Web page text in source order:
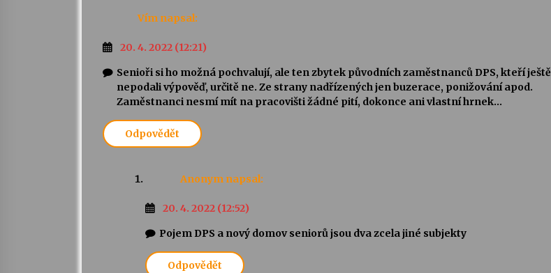
Vím napsal:
20. 4. 2022 (12:21)
Senioři si ho možná pochvalují, ale ten zbytek původních zaměstnanců DPS, kteří ještě
nepodali výpověď, určitě ne. Ze strany nadřízených jen buzerace, ponižování apod.
Zaměstnanci nesmí mít na pracovišti žádné pití, dokonce ani vlastní hrnek…
Odpovědět
Anonym napsal:
20. 4. 2022 (12:52)
Pojem DPS a nový domov seniorů jsou dva zcela jiné subjekty
Odpovědět